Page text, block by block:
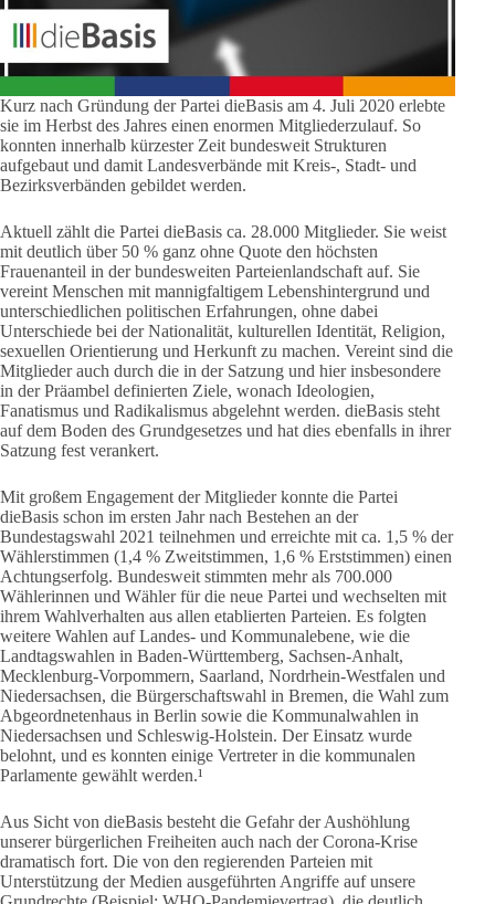
Kurz nach Gründung der Partei dieBasis am 4. Juli 2020 erlebte
sie im Herbst des Jahres einen enormen Mitgliederzulauf. So
konnten innerhalb kürzester Zeit bundesweit Strukturen
aufgebaut und damit Landesverbände mit Kreis-, Stadt- und
Bezirksverbänden gebildet werden.
Aktuell zählt die Partei dieBasis ca. 28.000 Mitglieder. Sie weist
mit deutlich über 50 % ganz ohne Quote den höchsten
Frauenanteil in der bundesweiten Parteienlandschaft auf. Sie
vereint Menschen mit mannigfaltigem Lebenshintergrund und
unterschiedlichen politischen Erfahrungen, ohne dabei
Unterschiede bei der Nationalität, kulturellen Identität, Religion,
sexuellen Orientierung und Herkunft zu machen. Vereint sind die
Mitglieder auch durch die in der Satzung und hier insbesondere
in der Präambel definierten Ziele, wonach Ideologien,
Fanatismus und Radikalismus abgelehnt werden. dieBasis steht
auf dem Boden des Grundgesetzes und hat dies ebenfalls in ihrer
Satzung fest verankert.
Mit großem Engagement der Mitglieder konnte die Partei
dieBasis schon im ersten Jahr nach Bestehen an der
Bundestagswahl 2021 teilnehmen und erreichte mit ca. 1,5 % der
Wählerstimmen (1,4 % Zweitstimmen, 1,6 % Erststimmen) einen
Achtungserfolg. Bundesweit stimmten mehr als 700.000
Wählerinnen und Wähler für die neue Partei und wechselten mit
ihrem Wahlverhalten aus allen etablierten Parteien. Es folgten
weitere Wahlen auf Landes- und Kommunalebene, wie die
Landtagswahlen in Baden-Württemberg, Sachsen-Anhalt,
Mecklenburg-Vorpommern, Saarland, Nordrhein-Westfalen und
Niedersachsen, die Bürgerschaftswahl in Bremen, die Wahl zum
Abgeordnetenhaus in Berlin sowie die Kommunalwahlen in
Niedersachsen und Schleswig-Holstein. Der Einsatz wurde
belohnt, und es konnten einige Vertreter in die kommunalen
Parlamente gewählt werden.¹
Aus Sicht von dieBasis besteht die Gefahr der Aushöhlung
unserer bürgerlichen Freiheiten auch nach der Corona-Krise
dramatisch fort. Die von den regierenden Parteien mit
Unterstützung der Medien ausgeführten Angriffe auf unsere